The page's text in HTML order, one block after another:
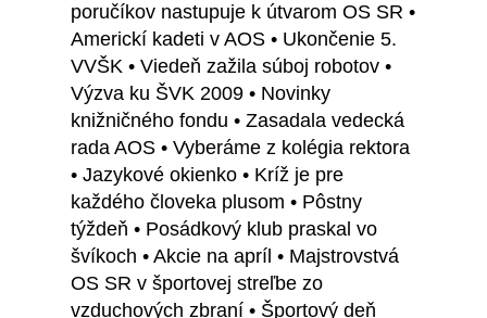
poručíkov nastupuje k útvarom OS SR •
Americkí kadeti v AOS • Ukončenie 5.
VVŠK • Viedeň zažila súboj robotov •
Výzva ku ŠVK 2009 • Novinky
knižničného fondu • Zasadala vedecká
rada AOS • Vyberáme z kolégia rektora
• Jazykové okienko • Kríž je pre
každého človeka plusom • Pôstny
týždeň • Posádkový klub praskal vo
švíkoch • Akcie na apríl • Majstrovstvá
OS SR v športovej streľbe zo
vzduchových zbraní • Športový deň